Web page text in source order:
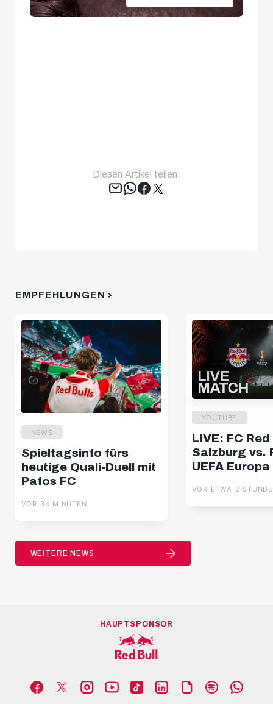
Diesen Artikel teilen:
Tweet
EMPFEHLUNGEN
NEWS
Spieltagsinfo fürs
heutige Quali-Duell mit
Pafos FC
VOR 34 MINUTEN
YOUTUBE
LIVE: FC Red
Salzburg vs.
UEFA
VOR ETWA 2
WEITERE NEWS
HAUPTSPONSOR